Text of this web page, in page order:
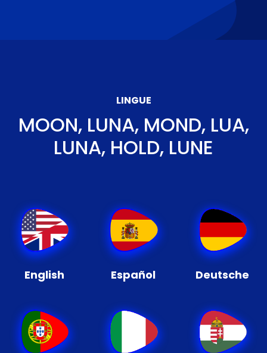
LINGUE
MOON, LUNA, MOND, LUA,
LUNA, HOLD, LUNE
English Español Deutsche